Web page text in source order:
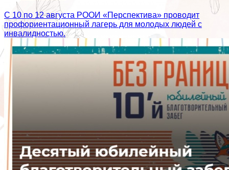
С 10 по 12 августа РООИ «Перспектива» проводит
профориентационный лагерь для молодых людей с
инвалидностью.